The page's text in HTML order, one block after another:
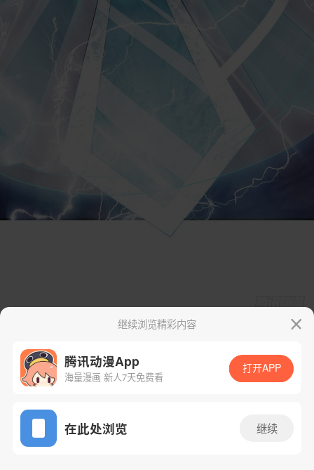
App免费看
继续浏览精彩内容
腾讯动漫App
海量漫画 新人7天免费看
打开APP
在此处浏览 继续